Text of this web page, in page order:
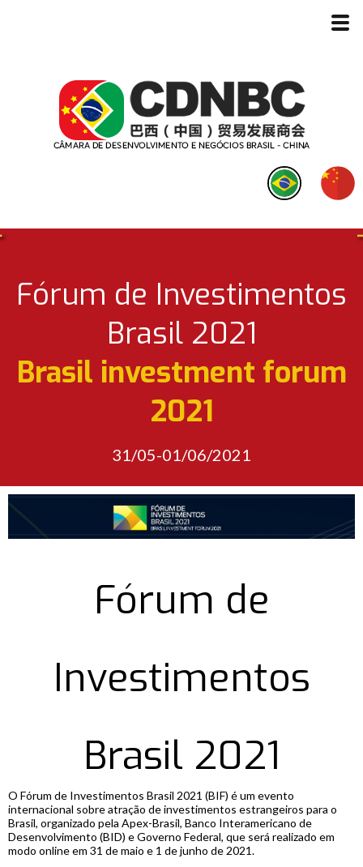
Fórum de Investimentos
Brasil 2021
Brasil investment forum
2021
31/05-01/06/2021
Fórum de
Investimentos
Brasil 2021
O Fórum de Investimentos Brasil 2021 (BIF) é um evento
internacional sobre atração de investimentos estrangeiros para o
Brasil, organizado pela Apex-Brasil, Banco Interamericano de
Desenvolvimento (BID) e Governo Federal, que será realizado em
modo online em 31 de maio e 1 de junho de 2021.